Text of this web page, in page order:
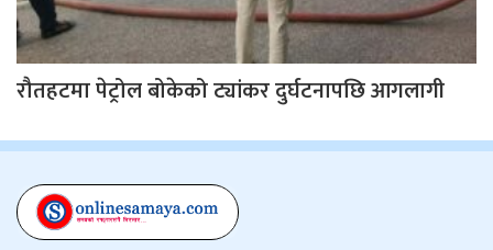
रौतहटमा पेट्रोल बोकेको ट्यांकर दुर्घटनापछि आगलागी